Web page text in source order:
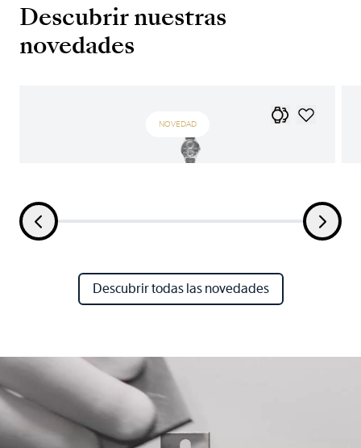
Descubrir nuestras
novedades
NOVEDAD
Descubrir todas las novedades